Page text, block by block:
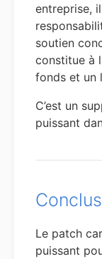
entreprise,
soutien
constitue à
fonds et un
C’est un
puissant
Le patch
puissant